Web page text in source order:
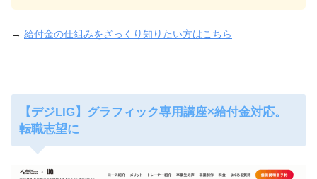
→ 給付金の仕組みをざっくり知りたい方はこちら
【デジLIG】グラフィック専用講座×給付金対応。
転職志望に